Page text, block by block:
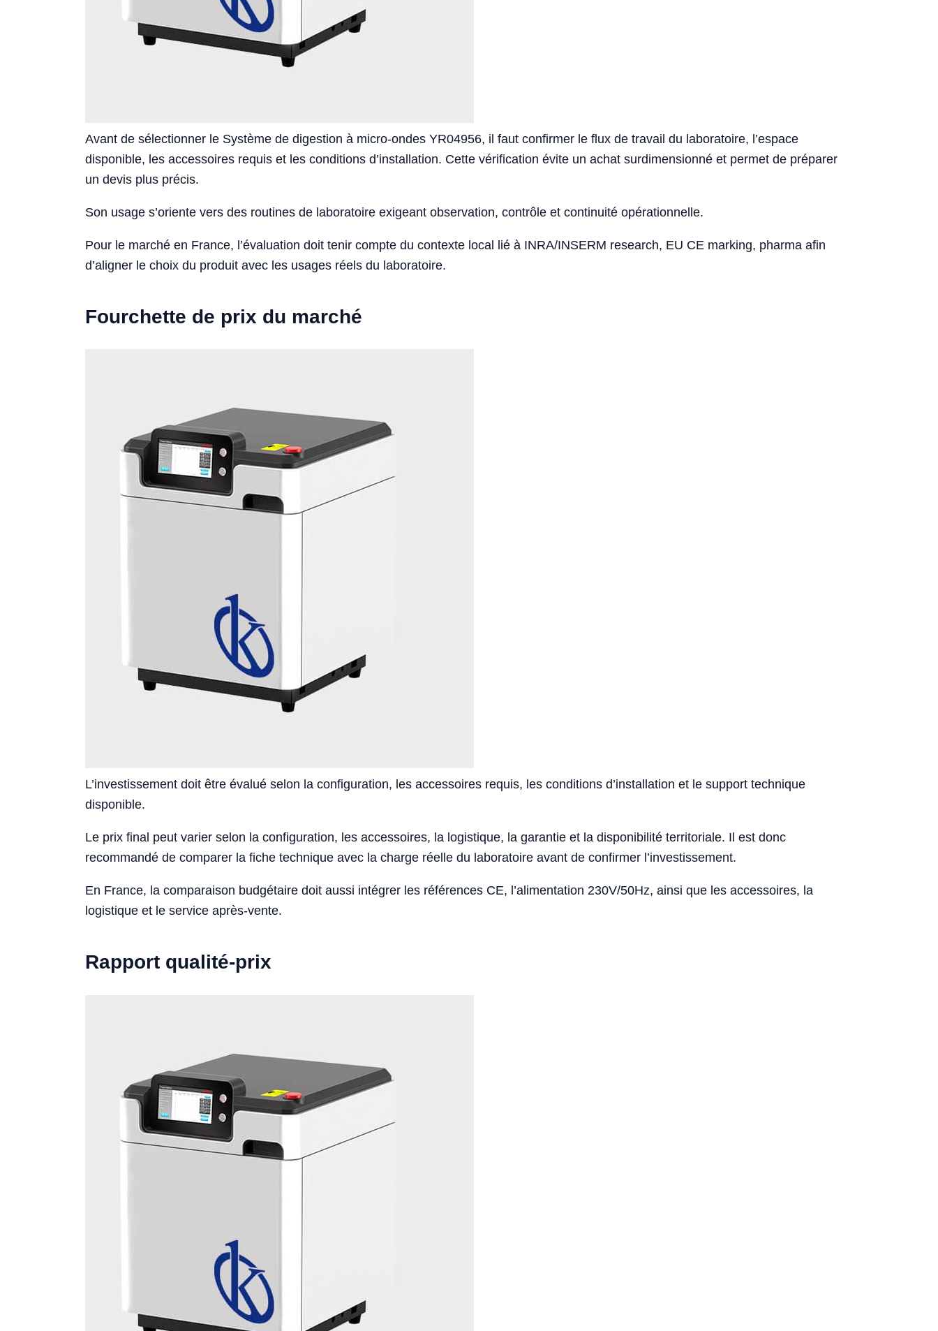
Avant de sélectionner le Système de digestion à micro-ondes YR04956, il faut confirmer le flux de travail du laboratoire, l’espace
disponible, les accessoires requis et les conditions d’installation. Cette vérification évite un achat surdimensionné et permet de préparer
un devis plus précis.
Son usage s’oriente vers des routines de laboratoire exigeant observation, contrôle et continuité opérationnelle.
Pour le marché en France, l’évaluation doit tenir compte du contexte local lié à INRA/INSERM research, EU CE marking, pharma afin
d’aligner le choix du produit avec les usages réels du laboratoire.
Fourchette de prix du marché
L’investissement doit être évalué selon la configuration, les accessoires requis, les conditions d’installation et le support technique
disponible.
Le prix final peut varier selon la configuration, les accessoires, la logistique, la garantie et la disponibilité territoriale. Il est donc
recommandé de comparer la fiche technique avec la charge réelle du laboratoire avant de confirmer l’investissement.
En France, la comparaison budgétaire doit aussi intégrer les références CE, l’alimentation 230V/50Hz, ainsi que les accessoires, la
logistique et le service après-vente.
Rapport qualité-prix